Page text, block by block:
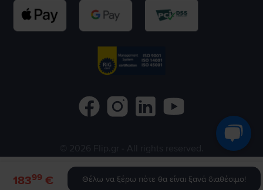
18399 € Θέλω να ξέρω πότε θα είναι ξανά διαθέσιμο!